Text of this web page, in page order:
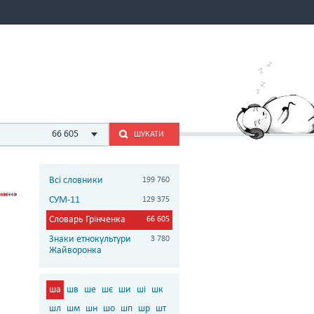
66 605 ШУКАТИ
Всі словники 199 760
СУМ-11 129 375
Словарь Грінченка 66 605
Знаки етнокультури
Жайворонка
3 780
ша шв ше шє ши ші шк
шл
шм шн шо шп шр шт